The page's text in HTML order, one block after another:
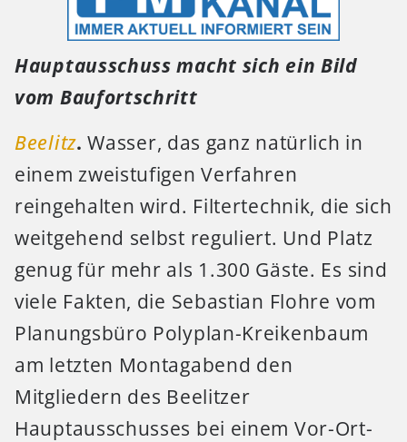
Hauptausschuss macht sich ein Bild
vom Baufortschritt
Beelitz. Wasser, das ganz natürlich in
einem zweistufigen Verfahren
reingehalten wird. Filtertechnik, die sich
weitgehend selbst reguliert. Und Platz
genug für mehr als 1.300 Gäste. Es sind
viele Fakten, die Sebastian Flohre vom
Planungsbüro Polyplan-Kreikenbaum
am letzten Montagabend den
Mitgliedern des Beelitzer
Hauptausschusses bei einem Vor-Ort-